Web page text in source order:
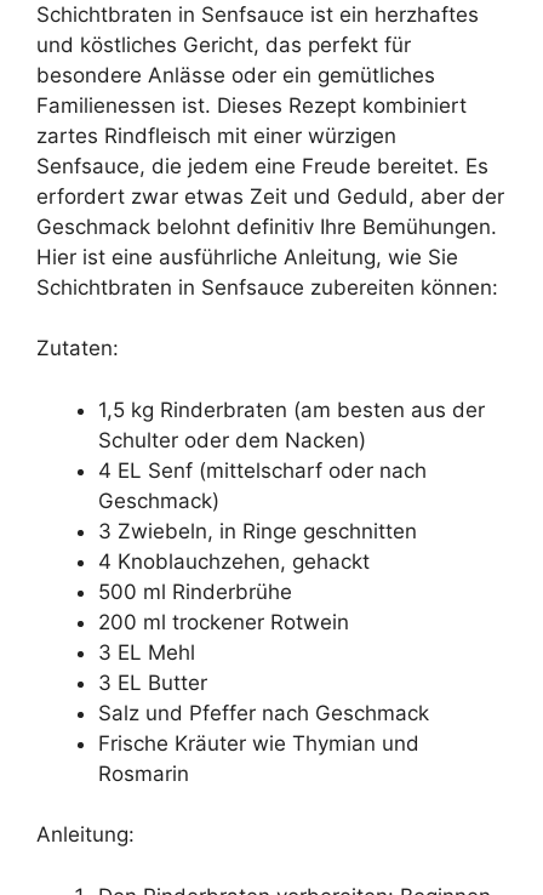
Schichtbraten in Senfsauce ist ein herzhaftes
und köstliches Gericht, das perfekt für
besondere Anlässe oder ein gemütliches
Familienessen ist. Dieses Rezept kombiniert
zartes Rindfleisch mit einer würzigen
Senfsauce, die jedem eine Freude bereitet. Es
erfordert zwar etwas Zeit und Geduld, aber der
Geschmack belohnt definitiv Ihre Bemühungen.
Hier ist eine ausführliche Anleitung, wie Sie
Schichtbraten in Senfsauce zubereiten können:
Zutaten:
1,5 kg Rinderbraten (am besten aus der
Schulter oder dem Nacken)
4 EL Senf (mittelscharf oder nach
Geschmack)
3 Zwiebeln, in Ringe geschnitten
4 Knoblauchzehen, gehackt
500 ml Rinderbrühe
200 ml trockener Rotwein
3 EL Mehl
3 EL Butter
Salz und Pfeffer nach Geschmack
Frische Kräuter wie Thymian und
Rosmarin
Anleitung: